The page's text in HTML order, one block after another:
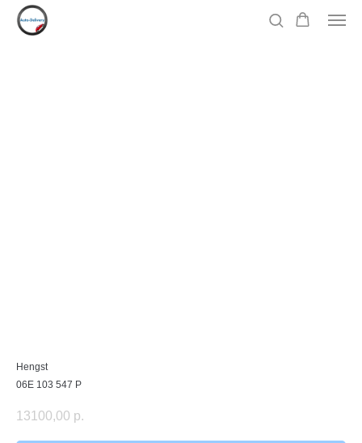
Hengst
06E 103 547 P
13100,00 р.